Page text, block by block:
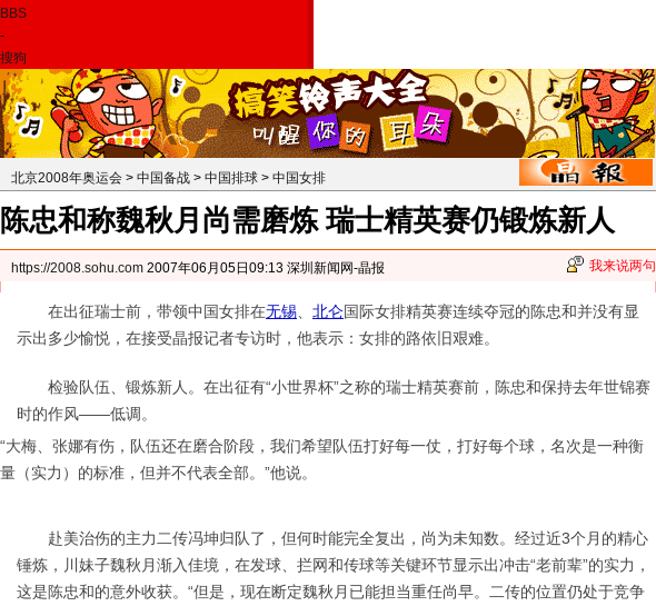
BBS
-
搜狗
北京2008年奥运会 > 中国备战 > 中国排球 > 中国女排
陈忠和称魏秋月尚需磨炼 瑞士精英赛仍锻炼新人
https://2008.sohu.com 2007年06月05日09:13 深圳新闻网-晶报 我来说两句
在出征瑞士前，带领中国女排在无锡 北仑国际女排精英赛连续夺冠的陈忠和并没有显
示出多少愉悦，在接受晶报记者专访时，他表示：女排的路依旧艰难。
检验队伍、锻炼新人。在出征有“小世界杯”之称的瑞士精英赛前，陈忠和保持去年世锦赛
时的作风——低调。
“大梅、张娜有伤，队伍还在磨合阶段，我们希望队伍打好每一仗，打好每个球，名次是一种衡
量（实力）的标准，但并不代表全部。”他说。
赴美治伤的主力二传冯坤归队了，但何时能完全复出，尚为未知数。经过近3个月的精心
锤炼，川妹子魏秋月渐入佳境，在发球、拦网和传球等关键环节显示出冲击“老前辈”的实力，
这是陈忠和的意外收获。“但是，现在断定魏秋月已能担当重任尚早。二传的位置仍处于竞争